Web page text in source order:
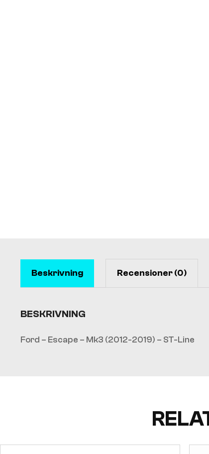
Beskrivning Recensioner (0)
BESKRIVNING
Ford – Escape – Mk3 (2012-2019) – ST-Line